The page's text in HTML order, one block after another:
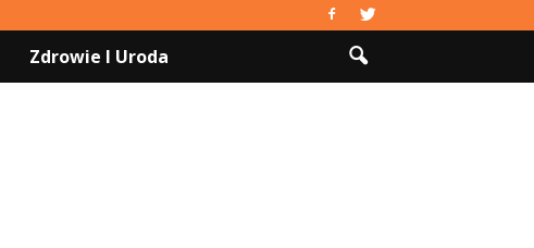
Zdrowie I Uroda